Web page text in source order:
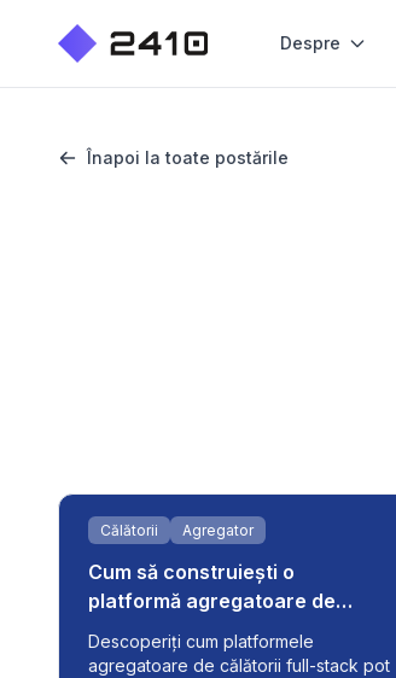
Despre
Înapoi la toate postările
Călătorii Agregator
Cum să construiești o
platformă agregatoare de
călătorii B2C scalabilă
Descoperiți cum platformele
agregatoare de călătorii full-stack pot